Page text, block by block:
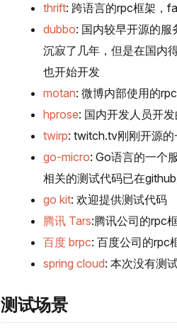
thrift: 跨语言的rpc框架，
dubbo: 国内较早开源的服
沉寂了几年，但是在国内
也开始开发
motan: 微博内部使用的
hprose: 国内开发人员开
twirp: twitch.tv刚刚开源
go-micro: Go语言的一个
相关的测试代码已在
go kit: 欢迎提供测试代码
腾讯 Tars:腾讯公司的rpc
百度 brpc: 百度公司的rpc
spring cloud: 本次没有测
测试场景